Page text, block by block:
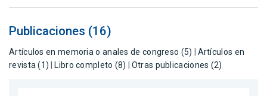
Publicaciones (16)
Artículos en memoria o anales de congreso (5)
Artículos en
revista (1)
Libro completo (8) Otras publicaciones (2)